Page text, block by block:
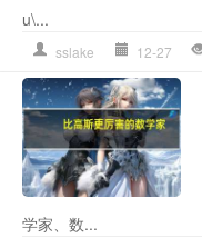
u\...
sslake 12-27
学家、数...